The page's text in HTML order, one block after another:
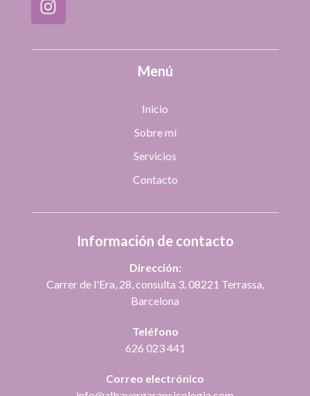
Menú
Inicio
Sobre mí
Servicios
Contacto
Información de contacto
Dirección:
Carrer de l'Era, 28, consulta 3, 08221 Terrassa,
Barcelona
Teléfono
626 023 441
Correo electrónico